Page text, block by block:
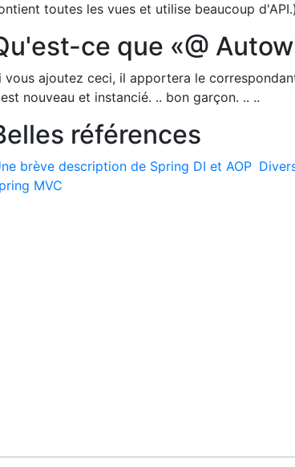
toutes les vues et utilise beaucoup d'API.)
ce que «@
vous ajoutez ceci, il apportera le
nouveau et instancié. .. bon garçon. .. ..
références
brève description de Spring DI et AOP
MVC